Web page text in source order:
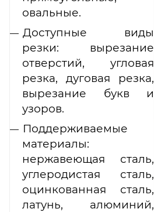
овальные.
Доступные виды
резки: вырезание
отверстий, угловая
резка, дуговая резка,
вырезание букв и
узоров.
Поддерживаемые
материалы:
нержавеющая сталь,
углеродистая сталь,
оцинкованная сталь,
латунь, алюминий,